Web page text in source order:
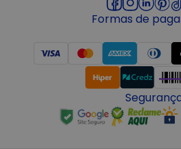
Formas de